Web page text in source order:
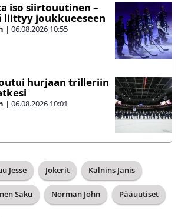
iso siirtouutinen –
liittyy joukkueeseen
| 06.08.2026 10:55
hurjaan trilleriin
| 06.08.2026 10:01
Jesse Jokerit Kalnins Janis
Saku Norman John Pääuutiset